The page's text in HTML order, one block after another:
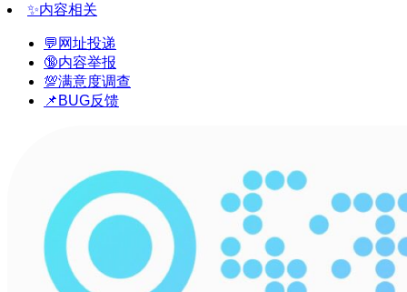
✨内容相关
💬网址投递
🔞内容举报
💯满意度调查
📌BUG反馈